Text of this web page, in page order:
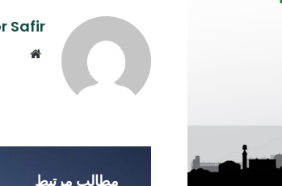
Safir
مطالب مرتبط